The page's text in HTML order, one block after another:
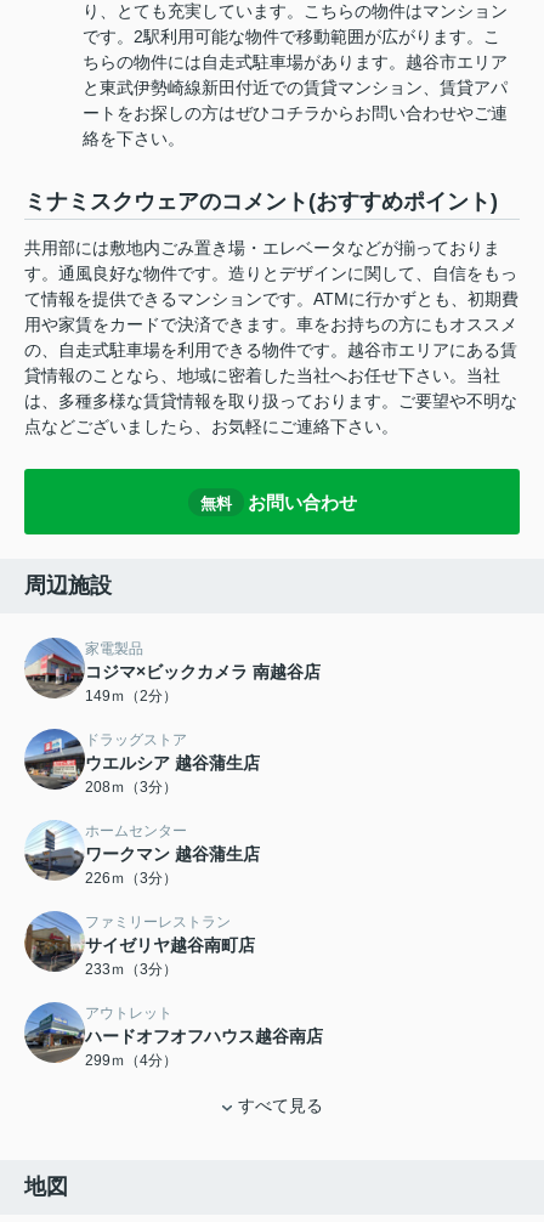
り、とても充実しています。こちらの物件はマンション
です。2駅利用可能な物件で移動範囲が広がります。こ
ちらの物件には自走式駐車場があります。越谷市エリア
と東武伊勢崎線新田付近での賃貸マンション、賃貸アパ
ートをお探しの方はぜひコチラからお問い合わせやご連
絡を下さい。
ミナミスクウェアのコメント(おすすめポイント)
共用部には敷地内ごみ置き場・エレベータなどが揃っておりま
す。通風良好な物件です。造りとデザインに関して、自信をもっ
て情報を提供できるマンションです。ATMに行かずとも、初期費
用や家賃をカードで決済できます。車をお持ちの方にもオススメ
の、自走式駐車場を利用できる物件です。越谷市エリアにある賃
貸情報のことなら、地域に密着した当社へお任せ下さい。当社
は、多種多様な賃貸情報を取り扱っております。ご要望や不明な
点などございましたら、お気軽にご連絡下さい。
無料 お問い合わせ
周辺施設
家電製品
コジマ×ビックカメラ 南越谷店
149ｍ（2分）
ドラッグストア
ウエルシア 越谷蒲生店
208ｍ（3分）
ホームセンター
ワークマン 越谷蒲生店
226ｍ（3分）
ファミリーレストラン
サイゼリヤ越谷南町店
233ｍ（3分）
アウトレット
ハードオフオフハウス越谷南店
299ｍ（4分）
すべて見る
地図